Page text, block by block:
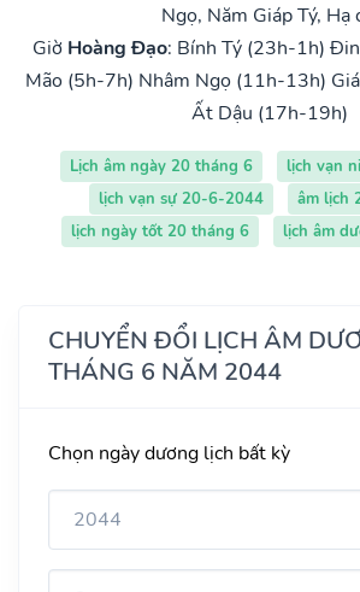
Ngọ, Năm Giáp Tý, Hạ
Giờ Hoàng Đạo: Bính Tý (23h-1h)
Mão (5h-7h) Nhâm Ngọ (11h-13h)
Ất Dậu (17h-19h)
Lịch âm ngày 20 tháng 6
lịch vạn
lịch vạn sự 20-6-2044
âm lịch
lịch ngày tốt 20 tháng 6
lịch âm
CHUYỂN ĐỔI LỊCH ÂM
THÁNG 6 NĂM 2044
Chọn ngày dương lịch bất kỳ